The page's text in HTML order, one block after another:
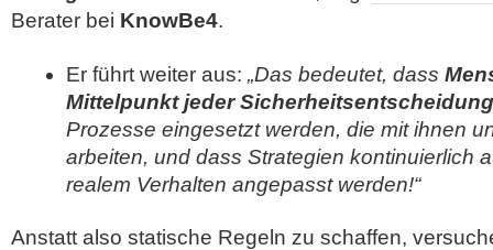
Berater bei KnowBe4.
Er führt weiter aus: „Das bedeutet, dass
Mittelpunkt jeder Sicherheitsentscheidung
Prozesse eingesetzt werden, die mit ihnen
arbeiten, und dass Strategien kontinuierlich
realem Verhalten angepasst werden!“
Anstatt also statische Regeln zu schaffen,